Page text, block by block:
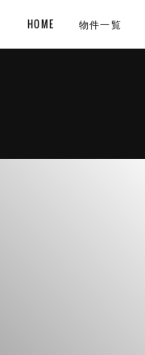
HOME 物件一覧